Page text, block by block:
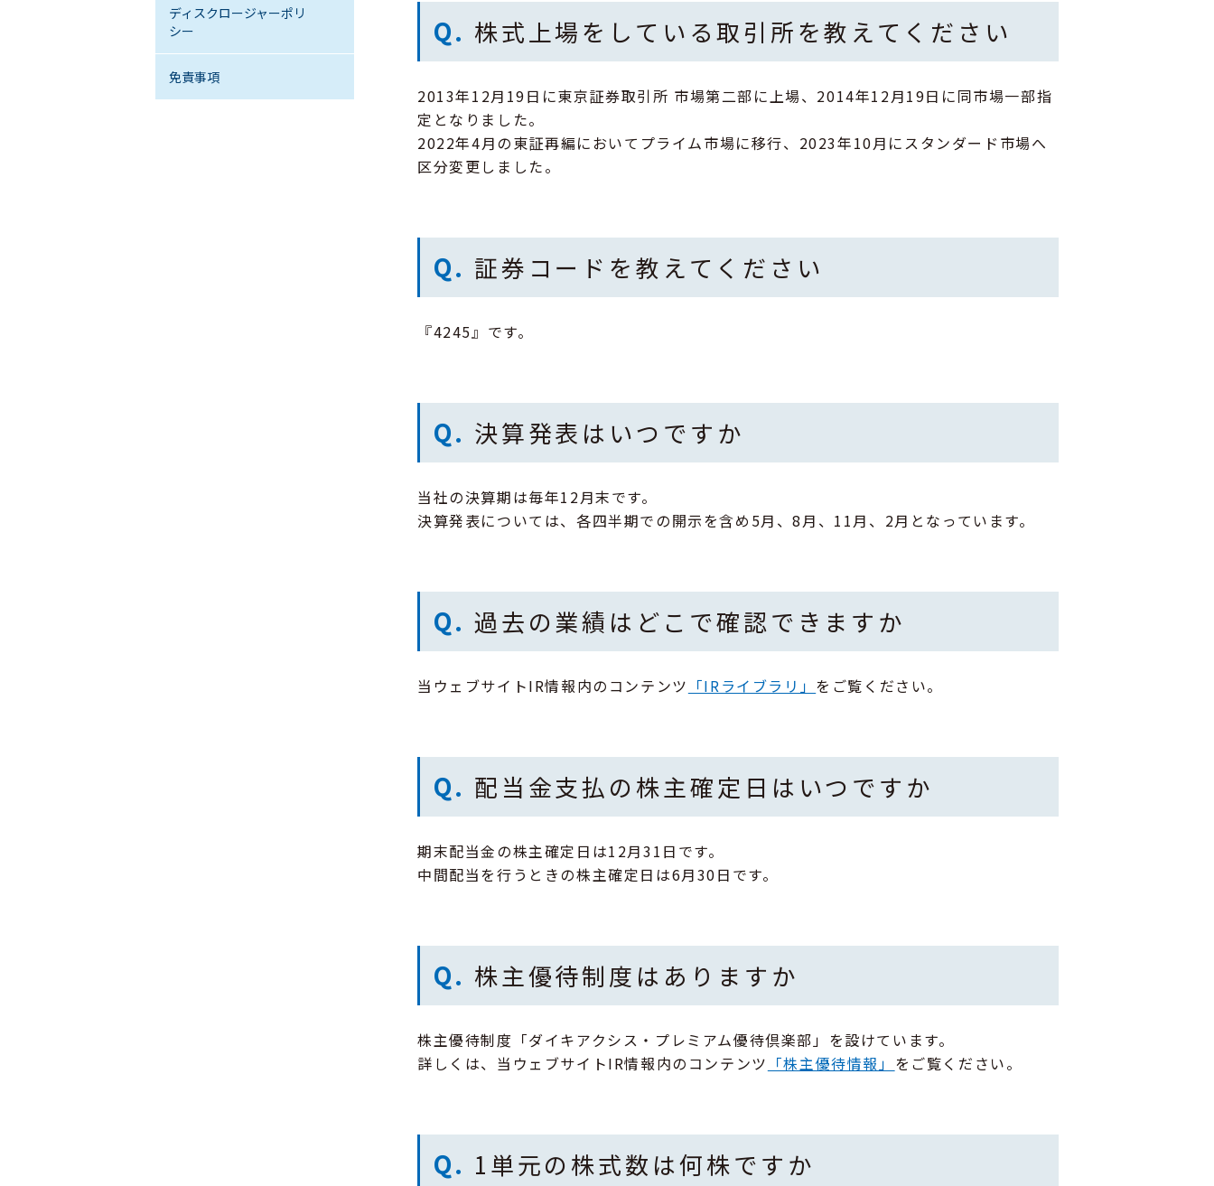
ディスクロージャーポリ
シー
免責事項
Q. 株式上場をしている取引所を教えてください
2013年12月19日に東京証券取引所 市場第二部に上場、2014年12月19日に同市場一部指
定となりました。
2022年4月の東証再編においてプライム市場に移行、2023年10月にスタンダード市場へ
区分変更しました。
Q. 証券コードを教えてください
『4245』です。
Q. 決算発表はいつですか
当社の決算期は毎年12月末です。
決算発表については、各四半期での開示を含め5月、8月、11月、2月となっています。
Q. 過去の業績はどこで確認できますか
当ウェブサイトIR情報内のコンテンツ 「IRライブラリ」 をご覧ください。
Q. 配当金支払の株主確定日はいつですか
期末配当金の株主確定日は12月31日です。
中間配当を行うときの株主確定日は6月30日です。
Q. 株主優待制度はありますか
株主優待制度「ダイキアクシス・プレミアム優待倶楽部」を設けています。
詳しくは、当ウェブサイトIR情報内のコンテンツ 「株主優待情報」 をご覧ください。
Q. 1単元の株式数は何株ですか